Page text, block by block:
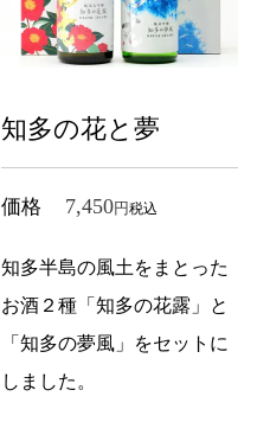
知多の花と夢
価格 7,450 税込
知多半島の風土をまとった
お酒２種「知多の花露」と
「知多の夢風」をセットに
しました。